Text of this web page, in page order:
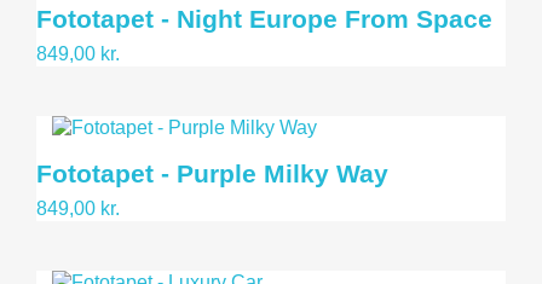
Fototapet - Night Europe From Space
849,00 kr.
Fototapet - Purple Milky Way
849,00 kr.